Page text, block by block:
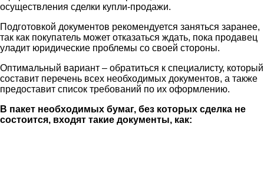
осуществления сделки купли-продажи.
Подготовкой документов рекомендуется заняться заранее,
так как покупатель может отказаться ждать, пока продавец
уладит юридические проблемы со своей стороны.
Оптимальный вариант – обратиться к специалисту, который
составит перечень всех необходимых документов, а также
предоставит список требований по их оформлению.
В пакет необходимых бумаг, без которых сделка не
состоится, входят такие документы, как: